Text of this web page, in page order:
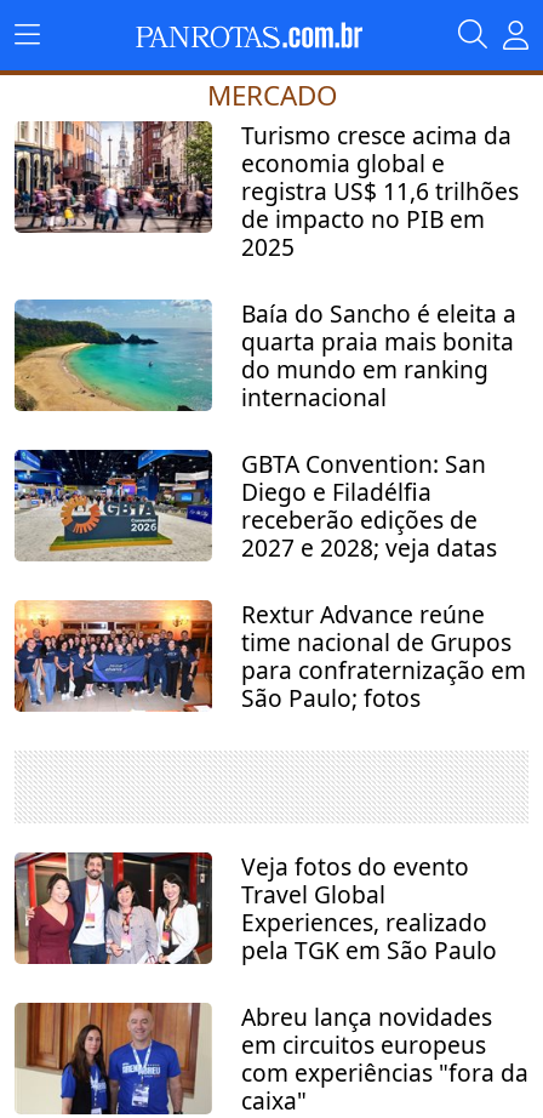
MERCADO
Turismo cresce acima da
economia global e
registra US$ 11,6 trilhões
de impacto no PIB em
2025
Baía do Sancho é eleita a
quarta praia mais bonita
do mundo em ranking
internacional
GBTA Convention: San
Diego e Filadélfia
receberão edições de
2027 e 2028; veja datas
Rextur Advance reúne
time nacional de Grupos
para confraternização em
São Paulo; fotos
Veja fotos do evento
Travel Global
Experiences, realizado
pela TGK em São Paulo
Abreu lança novidades
em circuitos europeus
com experiências "fora da
caixa"